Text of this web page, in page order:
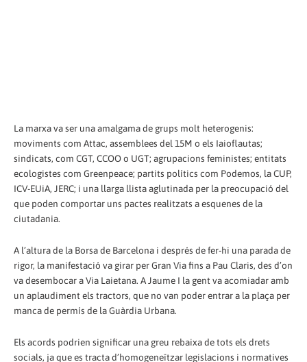
La marxa va ser una amalgama de grups molt heterogenis:
moviments com Attac, assemblees del 15M o els Iaioflautas;
sindicats, com CGT, CCOO o UGT; agrupacions feministes; entitats
ecologistes com Greenpeace; partits polítics com Podemos, la CUP,
ICV-EUiA, JERC; i una llarga llista aglutinada per la preocupació del
que poden comportar uns pactes realitzats a esquenes de la
ciutadania.
A l’altura de la Borsa de Barcelona i després de fer-hi una parada de
rigor, la manifestació va girar per Gran Via fins a Pau Claris, des d’on
va desembocar a Via Laietana. A Jaume I la gent va acomiadar amb
un aplaudiment els tractors, que no van poder entrar a la plaça per
manca de permís de la Guàrdia Urbana.
Els acords podrien significar una greu rebaixa de tots els drets
socials, ja que es tracta d’homogeneïtzar legislacions i normatives